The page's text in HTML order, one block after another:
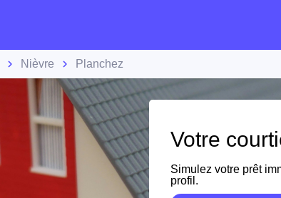
Nièvre Planchez
Votre
Simulez votre prêt
profil.